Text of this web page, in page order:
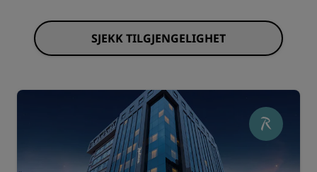
SJEKK TILGJENGELIGHET